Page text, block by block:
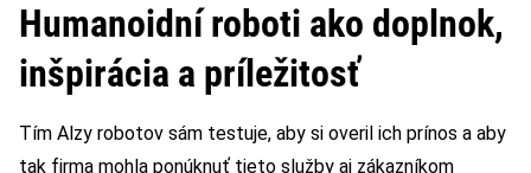
Humanoidní roboti ako doplnok,
inšpirácia a príležitosť
Tím Alzy robotov sám testuje, aby si overil ich prínos a aby
tak firma mohla ponúknuť tieto služby aj zákazníkom